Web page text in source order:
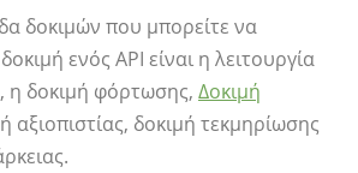
δοκιμών που μπορείτε να
ενός API είναι η λειτουργία
η δοκιμή φόρτωσης, Δοκιμή
αξιοπιστίας, δοκιμή τεκμηρίωσης